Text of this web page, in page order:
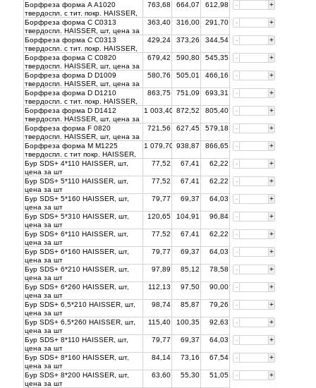
Борфреза форма A А1020
твердоспл. с тит. покр. HAISSER,
шт, цена зашт
763,68 664,07 612,98 - +
Борфреза форма C С0313
твердоспл. HAISSER, шт, цена за
шт
363,40 316,00 291,70 - +
Борфреза форма C С0313
твердоспл. с тит. покр. HAISSER,
шт, цена зашт
429,24 373,26 344,54 - +
Борфреза форма C С0820
твердоспл. HAISSER, шт, цена за
шт
679,42 590,80 545,35 - +
Борфреза форма D D1009
твердоспл. HAISSER, шт, цена за
шт
580,76 505,01 466,16 - +
Борфреза форма D D1210
твердоспл. с тит. покр. HAISSER,
шт, цена зашт
863,75 751,09 693,31 - +
Борфреза форма D D1412
твердоспл. HAISSER, шт, цена за
шт
1 003,40 872,52 805,40 - +
Борфреза форма F 0820
твердоспл. HAISSER, шт, цена за
шт
721,56 627,45 579,18 - +
Борфреза форма M M1225
твердоспл. с тит покр. HAISSER,
шт, цена зашт
1 079,70 938,87 866,65 - +
Бур SDS+ 4*110 HAISSER, шт,
цена за шт
77,52 67,41 62,22 - +
Бур SDS+ 5*110 HAISSER, шт,
цена за шт
77,52 67,41 62,22 - +
Бур SDS+ 5*160 HAISSER, шт,
цена за шт
79,77 69,37 64,03 - +
Бур SDS+ 5*310 HAISSER, шт,
цена за шт
120,65 104,91 96,84 - +
Бур SDS+ 6*110 HAISSER, шт,
цена за шт
77,52 67,41 62,22 - +
Бур SDS+ 6*160 HAISSER, шт,
цена за шт
79,77 69,37 64,03 - +
Бур SDS+ 6*210 HAISSER, шт,
цена за шт
97,89 85,12 78,58 - +
Бур SDS+ 6*260 HAISSER, шт,
цена за шт
112,13 97,50 90,00 - +
Бур SDS+ 6,5*210 HAISSER, шт,
цена за шт
98,74 85,87 79,26 - +
Бур SDS+ 6,5*260 HAISSER, шт,
цена за шт
115,40 100,35 92,63 - +
Бур SDS+ 8*110 HAISSER, шт,
цена за шт
79,77 69,37 64,03 - +
Бур SDS+ 8*160 HAISSER, шт,
цена за шт
84,14 73,16 67,54 - +
Бур SDS+ 8*200 HAISSER, шт,
цена за шт
63,60 55,30 51,05 - +